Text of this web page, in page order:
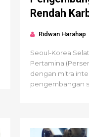
Rendah
Ridwan Harahap
Seoul-Korea
Pertamina
dengan mitra
pengembangan